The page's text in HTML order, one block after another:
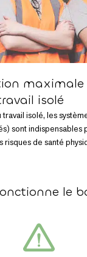
isolé
travail isolé, les
sont
risques de santé
le